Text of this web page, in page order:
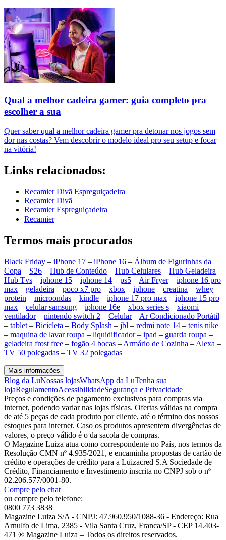
Qual a melhor cadeira gamer: guia completo pra
escolher a sua
Quer saber qual a melhor cadeira gamer pra detonar nos jogos sem
dor nas costas? Vem descobrir o modelo ideal pro seu setup e focar
na vitória!
Links relacionados:
Recamier Divã Espreguiçadeira
Recamier Divã
Recamier Espreguiçadeira
Recamier
Termos mais procurados
Black Friday – iPhone 17 – iPhone 16 – Álbum de Figurinhas da
Copa – S26 – Hub de Conteúdo – Hub Celulares – Hub Geladeira –
Hub Tvs – iphone 15 – iphone 14 – ps5 – Air Fryer– iphone 16 pro
max – geladeira – poco x7 pro – xbox – iphone – creatina – whey
protein – microondas – kindle – iphone 17 pro max – iphone 15 pro
max – celular samsung – iphone 16e – xbox series s – xiaomi –
ventilador– nintendo switch 2 – Celular– Ar Condicionado Portátil
– tablet – Bicicleta – Body Splash – jbl – redmi note 14 – tenis nike
– maquina de lavar roupa – liquidificador– ipad – guarda roupa –
geladeira frost free – fogão 4 bocas – Armário de Cozinha – Alexa –
TV 50 polegadas – TV 32 polegadas
Mais informações
Blog da LuNossas lojasWhatsApp da LuTenha sua
lojaRegulamentoAcessibilidadeSegurança e Privacidade
Preços e condições de pagamento exclusivos para compras via
internet, podendo variar nas lojas físicas. Ofertas válidas na compra
de até 5 peças de cada produto por cliente, até o término dos nossos
estoques para internet. Caso os produtos apresentem divergências de
valores, o preço válido é o da sacola de compras.
O Magazine Luiza atua como correspondente no País, nos termos da
Resolução CMN nº 4.935/2021, e encaminha propostas de cartão de
crédito e operações de crédito para a Luizacred S.A Sociedade de
Crédito, Financiamento e Investimento inscrita no CNPJ sob o nº
02.206.577/0001-80.
Compre pelo chat
ou compre pelo telefone:
0800 773 3838
Magazine Luiza S/A - CNPJ: 47.960.950/1088-36 - Endereço: Rua
Arnulfo de Lima, 2385 - Vila Santa Cruz, Franca/SP - CEP 14.403-
471 ® Magazine Luiza – Todos os direitos reservados.